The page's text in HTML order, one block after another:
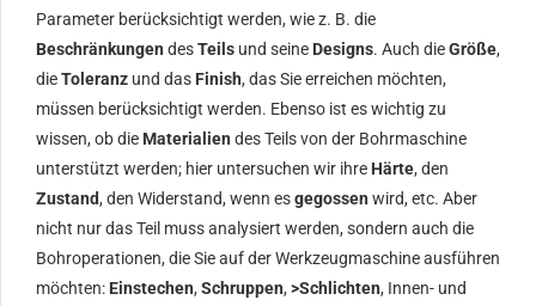
Parameter berücksichtigt werden, wie z. B. die
Beschränkungen desTeils und seine Designs. Auch dieGröße,
dieToleranz und das Finish, das Sie erreichen möchten,
müssen berücksichtigt werden. Ebenso ist es wichtig zu
wissen, ob die Materialien des Teils von der Bohrmaschine
unterstützt werden; hier untersuchen wir ihre Härte, den
Zustand, den Widerstand, wenn esgegossen wird, etc. Aber
nicht nur das Teil muss analysiert werden, sondern auch die
Bohroperationen, die Sie auf der Werkzeugmaschine ausführen
möchten: Einstechen, Schruppen, >Schlichten, Innen- und